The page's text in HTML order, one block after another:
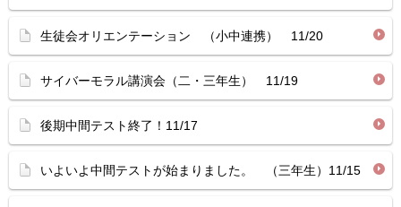
生徒会オリエンテーション （小中連携） 11/20
サイバーモラル講演会（二・三年生） 11/19
後期中間テスト終了！11/17
いよいよ中間テストが始まりました。 （三年生）11/15